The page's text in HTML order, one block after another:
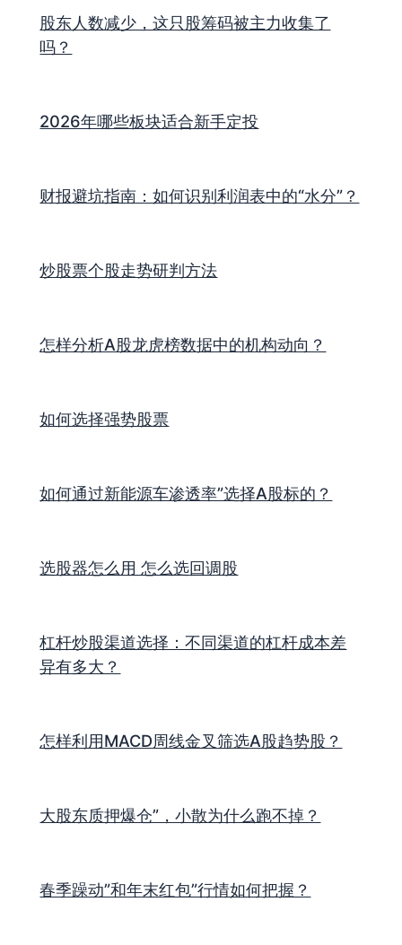
股东人数减少，这只股筹码被主力收集了
吗？
2026年哪些板块适合新手定投
财报避坑指南：如何识别利润表中的“水分”？
炒股票个股走势研判方法
怎样分析A股龙虎榜数据中的机构动向？
如何选择强势股票
如何通过新能源车渗透率”选择A股标的？
选股器怎么用 怎么选回调股
杠杆炒股渠道选择：不同渠道的杠杆成本差
异有多大？
怎样利用MACD周线金叉筛选A股趋势股？
大股东质押爆仓”，小散为什么跑不掉？
春季躁动”和年末红包”行情如何把握？